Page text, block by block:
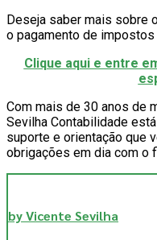
Deseja saber mais sobre
o pagamento de
Clique aqui e entre
Com mais de 30 anos de
Sevilha Contabilidade
suporte e orientação que
obrigações em dia com o
by Vicente Sevilha